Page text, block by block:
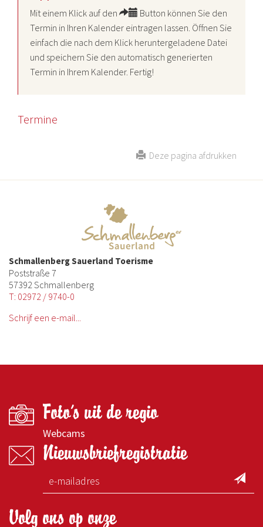
Mit einem Klick auf den
Button können Sie den
Termin in Ihren Kalender eintragen lassen. Öffnen Sie
einfach die nach dem Klick heruntergeladene Datei
und speichern Sie den automatisch generierten
Termin in Ihrem Kalender. Fertig!
Termine
Deze pagina afdrukken
Schmallenberg Sauerland Toerisme
Poststraße 7
57392 Schmallenberg
T: 02972 / 9740-0
Schrijf een e-mail...
Foto's uit de regio
Webcams
Nieuwsbriefregistratie
Volg ons op onze